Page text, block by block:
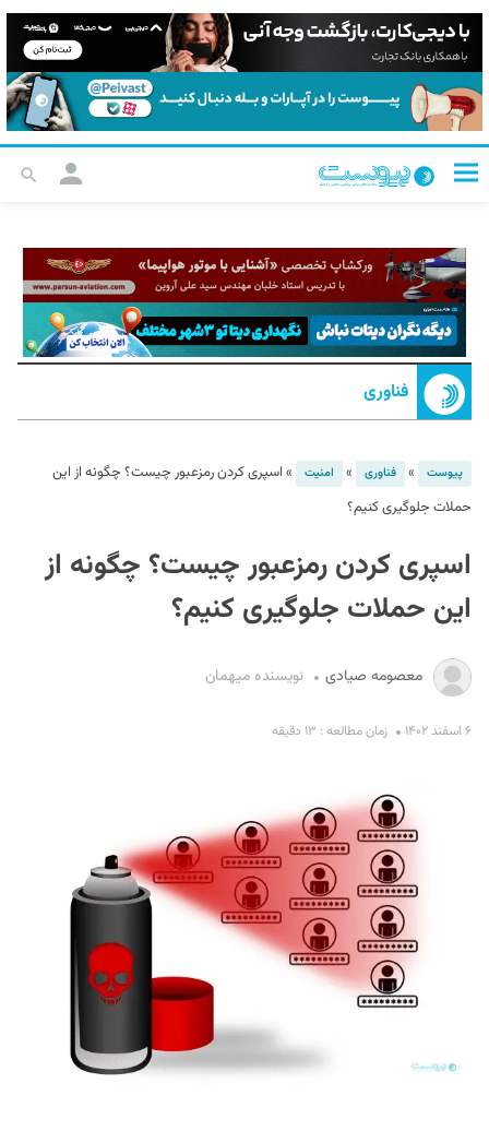
فناوری
پیوست » فناوری » امنیت » اسپری کردن رمزعبور چیست؟ چگونه از این
حملات جلوگیری کنیم؟
اسپری کردن رمزعبور چیست؟ چگونه از
این حملات جلوگیری کنیم؟
معصومه صیادی نویسنده میهمان
۶ اسفند ۱۴۰۲ زمان مطالعه : ۱۳ دقیقه